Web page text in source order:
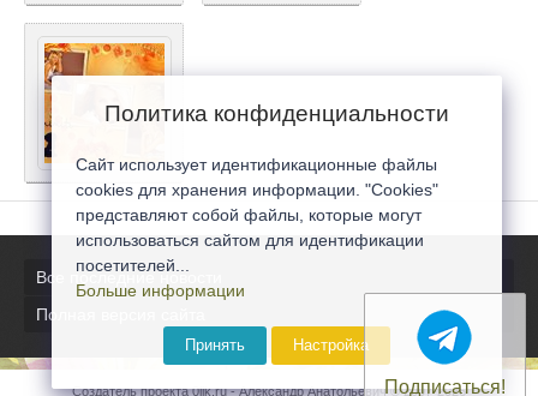
Все последние новости
Полная версия сайта
Создатель проекта 0lik.ru - Александр Анатольевич © 2007-2026
Подписаться!
Политика конфиденциальности
Сайт использует идентификационные файлы
cookies для хранения информации. "Cookies"
представляют собой файлы, которые могут
использоваться сайтом для идентификации
посетителей...
Больше информации
Принять Настройка